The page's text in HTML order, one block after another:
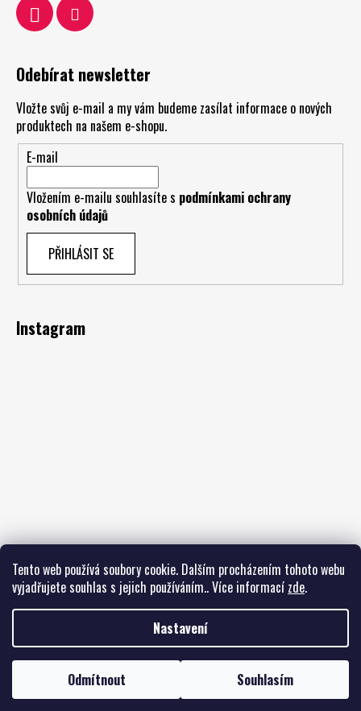
Tento web používá soubory cookie. Dalším procházením tohoto webu
vyjadřujete souhlas s jejich používáním.. Více informací zde.
Nastavení
Odmítnout Souhlasím
Odebírat newsletter
Vložte svůj e-mail a my vám budeme zasílat informace o nových
produktech na našem e-shopu.
E-mail
Vložením e-mailu souhlasíte s podmínkami ochrany
osobních údajů
PŘIHLÁSIT SE
Instagram
Sledovat na Instagramu
Copyright 2026Youngblock.cz. Všechna práva vyhrazena.